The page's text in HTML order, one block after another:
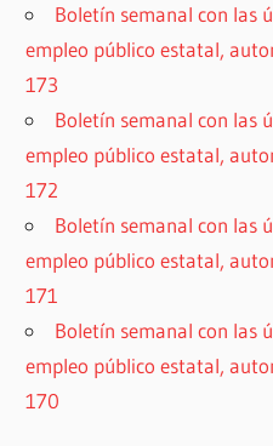
Boletín semanal con las
empleo público estatal,
173
Boletín semanal con las
empleo público estatal,
172
Boletín semanal con las
empleo público estatal,
171
Boletín semanal con las
empleo público estatal,
170